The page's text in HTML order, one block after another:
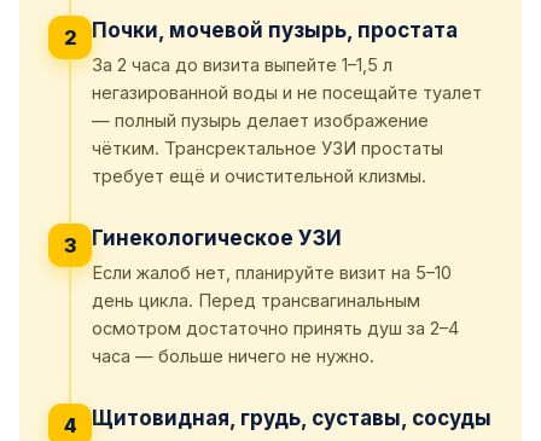
2 Почки, мочевой пузырь, простата
За 2 часа до визита выпейте 1–1,5 л
негазированной воды и не посещайте туалет
— полный пузырь делает изображение
чётким. Трансректальное УЗИ простаты
требует ещё и очистительной клизмы.
3 Гинекологическое УЗИ
Если жалоб нет, планируйте визит на 5–10
день цикла. Перед трансвагинальным
осмотром достаточно принять душ за 2–4
часа — больше ничего не нужно.
4 Щитовидная, грудь, суставы, сосуды